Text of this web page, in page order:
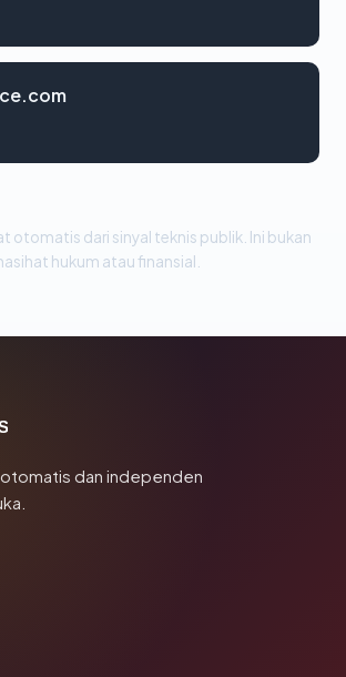
otomatis dari sinyal teknis publik. Ini bukan
hukum atau finansial.
dan independen